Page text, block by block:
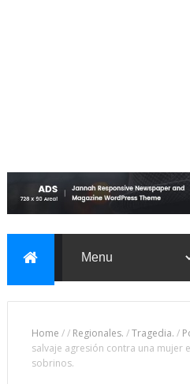
Home // Regionales. /Tragedia. /
salvaje agresión contra una mujer
sobrinos.